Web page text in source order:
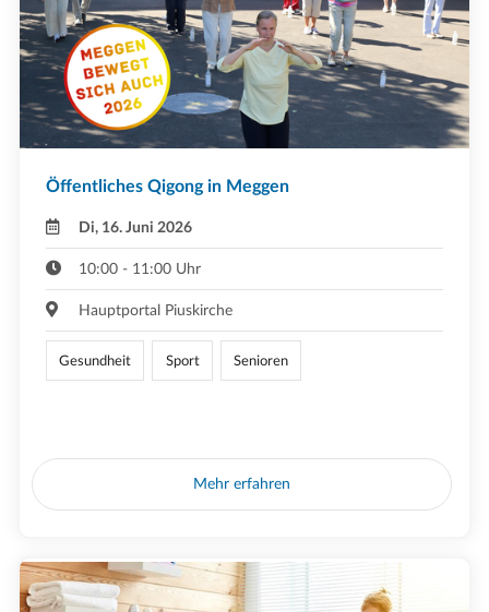
Öffentliches Qigong in Meggen
Di, 16. Juni 2026
10:00 - 11:00 Uhr
Hauptportal Piuskirche
Gesundheit Sport Senioren
Mehr erfahren